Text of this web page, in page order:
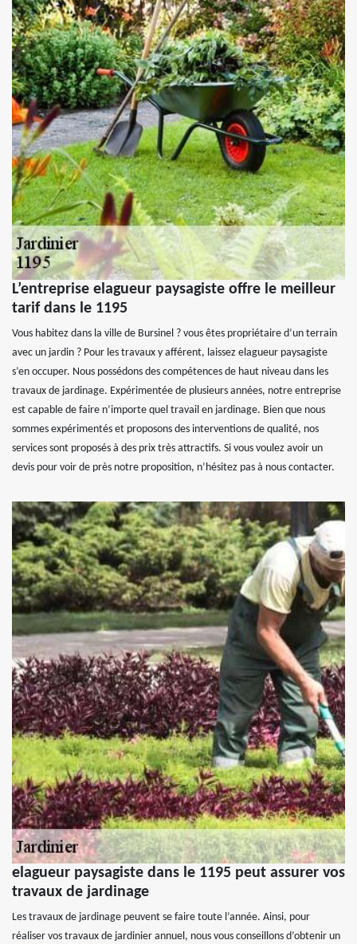
L’entreprise elagueur paysagiste offre le meilleur
tarif dans le 1195
Vous habitez dans la ville de Bursinel ? vous êtes propriétaire d’un terrain
avec un jardin ? Pour les travaux y afférent, laissez elagueur paysagiste
s’en occuper. Nous possédons des compétences de haut niveau dans les
travaux de jardinage. Expérimentée de plusieurs années, notre entreprise
est capable de faire n’importe quel travail en jardinage. Bien que nous
sommes expérimentés et proposons des interventions de qualité, nos
services sont proposés à des prix très attractifs. Si vous voulez avoir un
devis pour voir de près notre proposition, n’hésitez pas à nous contacter.
elagueur paysagiste dans le 1195 peut assurer vos
travaux de jardinage
Les travaux de jardinage peuvent se faire toute l’année. Ainsi, pour
réaliser vos travaux de jardinier annuel, nous vous conseillons d’obtenir un